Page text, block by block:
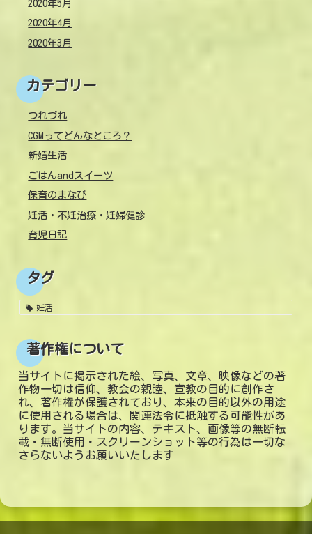
2020年5月
2020年4月
2020年3月
カテゴリー
つれづれ
CGMってどんなところ？
新婚生活
ごはんandスイーツ
保育のまなび
妊活・不妊治療・妊婦健診
育児日記
タグ
妊活
著作権について
当サイトに掲示された絵、写真、文章、映像などの著
作物一切は信仰、教会の親睦、宣教の目的に創作さ
れ、著作権が保護されており、本来の目的以外の用途
に使用される場合は、関連法令に抵触する可能性があ
ります。当サイトの内容、テキスト、画像等の無断転
載・無断使用・スクリーンショット等の行為は一切な
さらないようお願いいたします